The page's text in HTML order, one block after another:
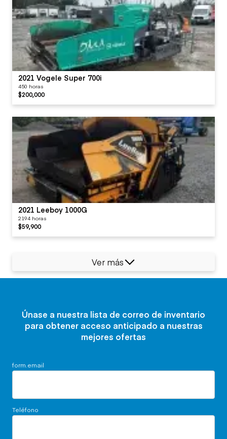
2021 Vogele Super 700i
450 horas
$200,000
2021 Leeboy 1000G
2194 horas
$59,900
Ver más
Únase a nuestra lista de correo de inventario
para obtener acceso anticipado a nuestras
mejores ofertas
form.email
Teléfono